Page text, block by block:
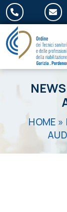
Salta al contenuto
HOME »